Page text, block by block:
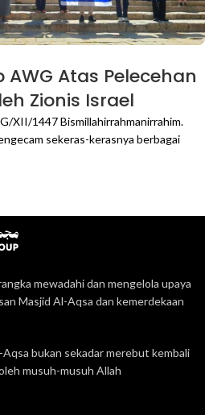
Atas Pelecehan
Zionis Israel
XII/1447 Bismillahirrahmanirrahim.
sekeras-kerasnya berbagai
mewadahi dan mengelola upaya
Masjid Al-Aqsa dan kemerdekaan
bukan sekadar merebut kembali
musuh-musuh Allah